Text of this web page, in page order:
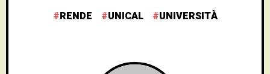
RENDE UNICAL UNIVERSITÀ